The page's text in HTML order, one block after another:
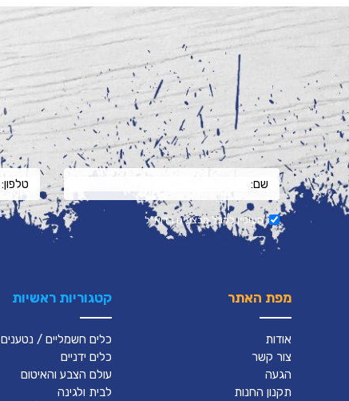
מעוניין לקבל מבצעים בדוא"ל
מפת האתר
אודות
צור קשר
הגעה
תקנון החנות
קטגוריות ראשיות
כלים חשמליים / נטענים
כלים ידניים
עולם הצבע והאיטום
לבית ולגינה